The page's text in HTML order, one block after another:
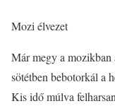
Mozi élvezet
Már megy a
sötétben bebotorkál a
Kis idő múlva